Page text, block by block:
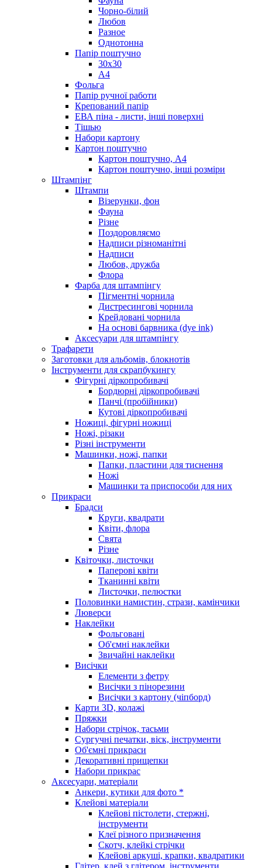
Чорно-білий
Любов
Разное
Однотонна
Папір поштучно
30х30
А4
Фольга
Папір ручної работи
Крепований папір
ЕВА піна - листи, інші поверхні
Тішью
Набори картону
Картон поштучно
Картон поштучно, А4
Картон поштучно, інші розміри
Штампінг
Штампи
Візерунки, фон
Фауна
Різне
Поздоровляємо
Надписи різноманітні
Надписи
Любов, дружба
Флора
Фарба для штампінгу
Пігментні чорнила
Дистресингові чорнила
Крейдовані чорнила
На основі барвника (dye ink)
Аксесуари для штампінгу
Трафарети
Заготовки для альбомів, блокнотів
Інструменти для скрапбукингу
Фігурні діркопробивачі
Бордюрні діркопробивачі
Панчі (пробійники)
Кутові діркопробивачі
Ножиці, фігурні ножиці
Ножі, різаки
Різні інструменти
Машинки, ножі, папки
Папки, пластини для тиснення
Ножі
Машинки та приспособи для них
Прикраси
Брадси
Круги, квадрати
Квіти, флора
Свята
Різне
Квіточки, листочки
Паперові квіти
Тканинні квіти
Листочки, пелюстки
Половинки намистин, стрази, камінчики
Люверси
Наклейки
Фольговані
Об'ємні наклейки
Звичайні наклейки
Висічки
Елементи з фетру
Висічки з пінорезини
Висічки з картону (чіпборд)
Карти 3D, колажі
Пряжки
Набори стрічок, тасьми
Сургучні печатки, віск, інструменти
Об'ємні прикраси
Декоративні прищепки
Набори прикрас
Аксесуари, матеріали
Анкери, кутики для фото *
Клейові матеріали
Клейові пістолети, стержні,
інструменти
Клеї різного призначення
Скотч, клейкі стрічки
Клейові аркуші, крапки, квадратики
Глітер, клей з глітером, інструменти